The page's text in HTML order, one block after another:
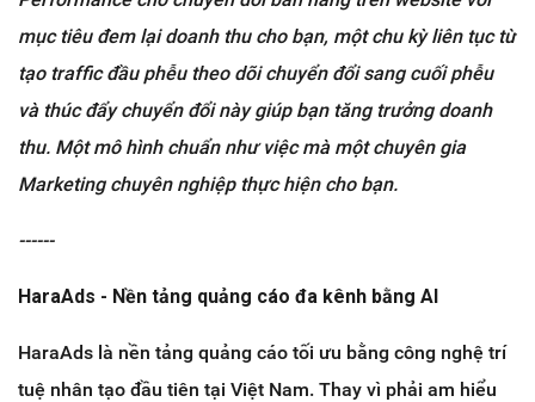
mục tiêu đem lại doanh thu cho bạn, một chu kỳ liên tục từ
tạo traffic đầu phễu theo dõi chuyển đổi sang cuối phễu
và thúc đẩy chuyển đổi này giúp bạn tăng trưởng doanh
thu. Một mô hình chuẩn như việc mà một chuyên gia
Marketing chuyên nghiệp thực hiện cho bạn.
------
HaraAds - Nền tảng quảng cáo đa kênh bằng AI
HaraAds là nền tảng quảng cáo tối ưu bằng công nghệ trí
tuệ nhân tạo đầu tiên tại Việt Nam. Thay vì phải am hiểu